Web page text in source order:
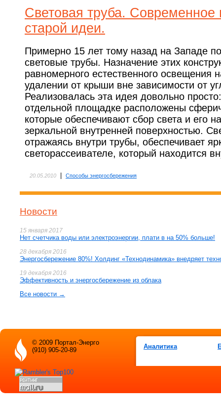
Световая труба. Современное
старой идеи.
Примерно 15 лет тому назад на Западе
световые трубы. Назначение этих
равномерного естественного освещения
удалении от крыши вне зависимости от
Реализовалась эта идея довольно
отдельной площадке расположены
которые обеспечивают сбор света и его
зеркальной внутренней поверхностью.
отражаясь внутри трубы, обеспечивает
светорассеивателе, который находится
20.05.2010 Способы энергосбережения
Новости
15 января 2017
Нет счетчика воды или электроэнергии, плати в на 50% больше!
28 декабря 2016
Энергосбережение 80%! Холдинг «Технодинамика» внедряет
19 декабря 2016
Эффективность и энергосбережение из облака
Все новости →
Аналитика
© 2009 Портал-Энерго
(910) 905-20-89